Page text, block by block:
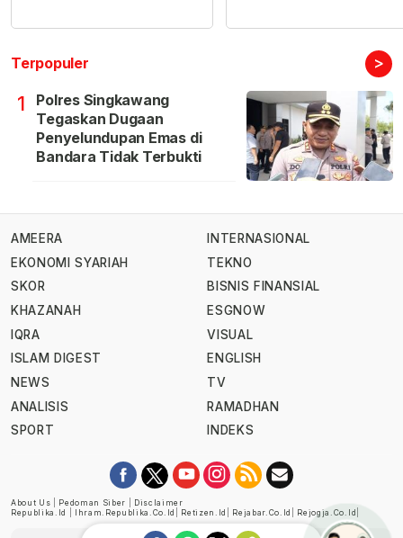
Terpopuler >
1
Polres Singkawang
Tegaskan Dugaan
Penyelundupan Emas di
Bandara Tidak Terbukti
AMEERA
EKONOMI SYARIAH
SKOR
KHAZANAH
IQRA
ISLAM DIGEST
NEWS
ANALISIS
SPORT
INTERNASIONAL
TEKNO
BISNIS FINANSIAL
ESGNOW
VISUAL
ENGLISH
TV
RAMADHAN
INDEKS
About Us Pedoman Siber
Disclaimer
Republika.id
Ihram.republika.co.id Retizen.id Rejabar.co.id Rejogja.co.id